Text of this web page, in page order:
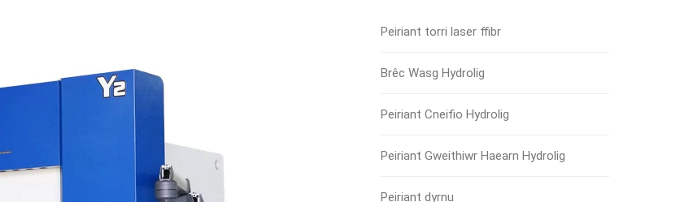
Peiriant torri laser ffibr
Brêc Wasg Hydrolig
Peiriant Cneifio Hydrolig
Peiriant Gweithiwr Haearn Hydrolig
Peiriant dyrnu